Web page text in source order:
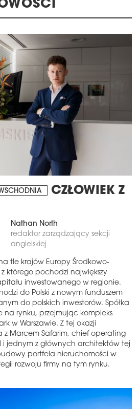
CZŁOWIEK Z
Nathan North
redaktor zarządzający sekcji
angielskiej
tle krajów Europy Środkowo-
którego pochodzi największy
inwestowanego w regionie.
do Polski z nowym funduszem
do polskich inwestorów. Spółka
na rynku, przejmując kompleks
w Warszawie. Z tej okazji
z Marcem Safarim, chief operating
i jednym z głównych architektów tej
portfela nieruchomości w
rozwoju firmy na tym rynku.